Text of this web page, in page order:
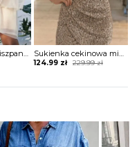
229.99zł
Original
124.99 zł
Current